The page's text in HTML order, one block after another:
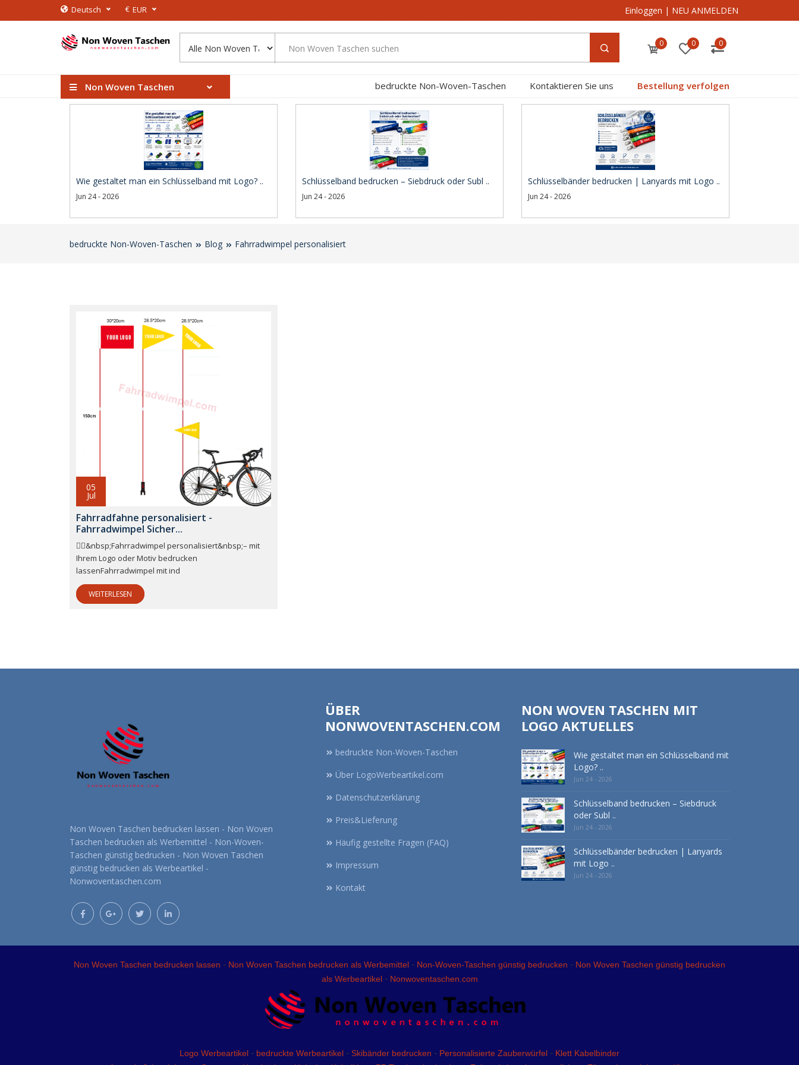
Deutsch € EUR Einloggen | NEU ANMELDEN
0 0 0
Non Woven Taschen bedruckte Non-Woven-Taschen Kontaktieren Sie uns Bestellung verfolgen
Wie gestaltet man ein Schlüsselband mit Logo? ..
Jun 24 - 2026
Schlüsselband bedrucken – Siebdruck oder Subl ..
Jun 24 - 2026
Schlüsselbänder bedrucken | Lanyards mit Logo ..
Jun 24 - 2026
bedruckte Non-Woven-Taschen Blog Fahrradwimpel personalisiert
05
Jul
Fahrradfahne personalisiert -
Fahrradwimpel Sicher...
🚴‍♂️&nbsp;Fahrradwimpel personalisiert&nbsp;– mit
Ihrem Logo oder Motiv bedrucken
lassenFahrradwimpel mit ind
WEITERLESEN
Non Woven Taschen bedrucken lassen - Non Woven
Taschen bedrucken als Werbemittel - Non-Woven-
Taschen günstig bedrucken - Non Woven Taschen
günstig bedrucken als Werbeartikel -
Nonwoventaschen.com
ÜBER
NONWOVENTASCHEN.COM
bedruckte Non-Woven-Taschen
Über LogoWerbeartikel.com
Datenschutzerklärung
Preis&Lieferung
Häufig gestellte Fragen (FAQ)
Impressum
Kontakt
NON WOVEN TASCHEN MIT
LOGO AKTUELLES
Wie gestaltet man ein Schlüsselband mit
Logo? ..
Jun 24 - 2026
Schlüsselband bedrucken – Siebdruck
oder Subl ..
Jun 24 - 2026
Schlüsselbänder bedrucken | Lanyards
mit Logo ..
Jun 24 - 2026
Non Woven Taschen bedrucken lassen - Non Woven Taschen bedrucken als Werbemittel - Non-Woven-Taschen günstig bedrucken - Non Woven Taschen günstig bedrucken
als Werbeartikel- Nonwoventaschen.com
Logo Werbeartikel - bedruckte Werbeartikel - Skibänder bedrucken - Personalisierte Zauberwürfel - Klett Kabelbinder